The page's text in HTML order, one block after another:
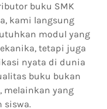
buku SMK
kami langsung
modul yang
tetapi juga
nyata di dunia
buku bukan
melainkan yang
siswa.